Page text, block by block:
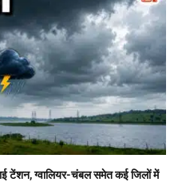
टेंशन, ग्वालियर-चंबल समेत कई जिलों में